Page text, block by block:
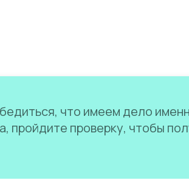
что имеем дело
пройдите проверку, чтобы